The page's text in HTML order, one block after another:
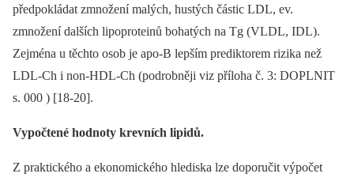
předpokládat zmnožení malých, hustých částic LDL, ev.
zmnožení dalších lipoproteinů bohatých na Tg (VLDL, IDL).
Zejména u těchto osob je apo-B lepším prediktorem rizika než
LDL-Ch i non-HDL-Ch (podrobněji viz příloha č. 3: DOPLNIT
s. 000 ) [18-20].
Vypočtené hodnoty krevních lipidů.
Z praktického a ekonomického hlediska lze doporučit výpočet